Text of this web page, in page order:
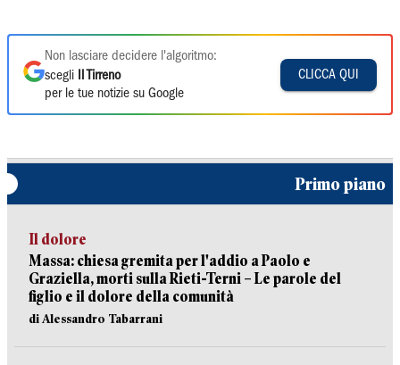
Non lasciare decidere l'algoritmo:
scegli
Il Tirreno
per le tue notizie su Google
CLICCA QUI
Primo piano
Il dolore
Massa: chiesa gremita per l'addio a Paolo e
Graziella, morti sulla Rieti-Terni – Le parole del
figlio e il dolore della comunità
di Alessandro Tabarrani